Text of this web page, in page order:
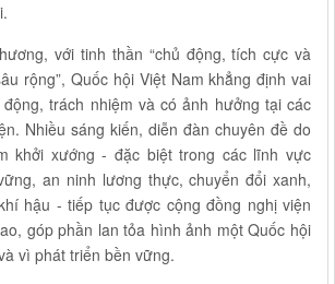
với tinh thần “chủ động, tích cực và
rộng”, Quốc hội Việt Nam khẳng định vai
trách nhiệm và có ảnh hưởng tại các
Nhiều sáng kiến, diễn đàn chuyên đề do
khởi xướng - đặc biệt trong các lĩnh vực
an ninh lương thực, chuyển đổi xanh,
hậu - tiếp tục được cộng đồng nghị viện
góp phần lan tỏa hình ảnh một Quốc hội
vì phát triển bền vững.